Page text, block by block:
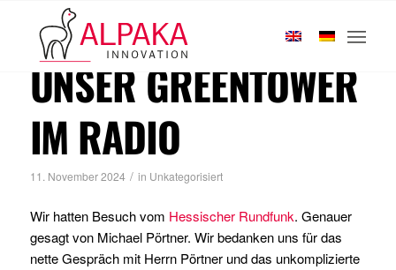
Startseite 2024 November
UNSER GREENTOWER
IM RADIO
11. November 2024 / in Unkategorisiert
Wir hatten Besuch vom Hessischer Rundfunk. Genauer
gesagt von Michael Pörtner. Wir bedanken uns für das
nette Gespräch mit Herrn Pörtner und das unkomplizierte